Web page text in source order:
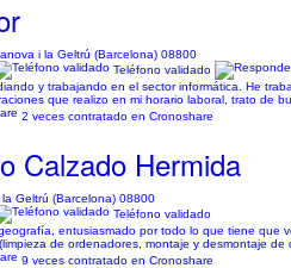
i la Geltrú (Barcelona) 08800
Teléfono validado
y trabajando en el sector informática. He
que realizo en mi horario laboral, trato de
2 veces contratado en Cronoshare
Calzado Hermida
Geltrú (Barcelona) 08800
Teléfono validado
entusiasmado por todo lo que tiene que
de ordenadores, montaje y desmontaje
9 veces contratado en Cronoshare